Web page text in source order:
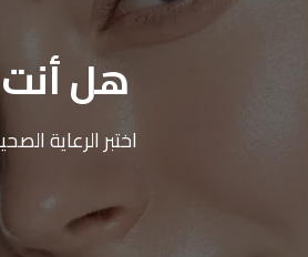
هل أنت
اختبر الرعاية